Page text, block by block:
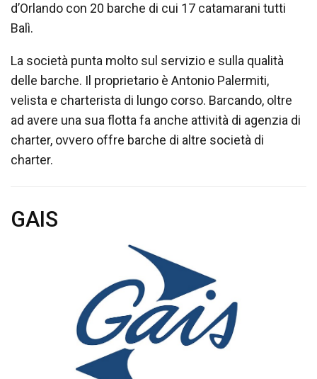
d’Orlando con 20 barche di cui 17 catamarani tutti
Balì.
La società punta molto sul servizio e sulla qualità
delle barche. Il proprietario è Antonio Palermiti,
velista e charterista di lungo corso. Barcando, oltre
ad avere una sua flotta fa anche attività di agenzia di
charter, ovvero offre barche di altre società di
charter.
GAIS